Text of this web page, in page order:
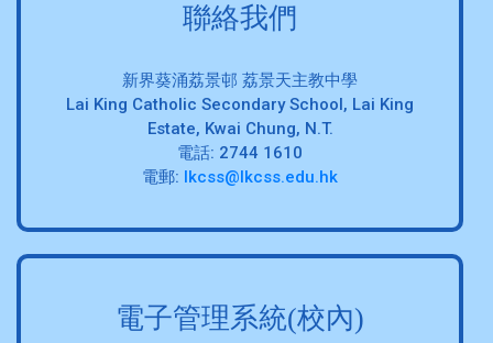
聯絡我們
新界葵涌荔景邨 荔景天主教中學
Lai King Catholic Secondary School, Lai King
Estate, Kwai Chung, N.T.
電話: 2744 1610
電郵: lkcss@lkcss.edu.hk
電子管理系統(校內)